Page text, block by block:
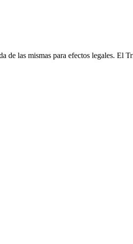
las mismas para efectos legales. El